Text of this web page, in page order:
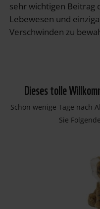
sehr wichtigen Beitrag
Lebewesen und
Verschwinden zu
Dieses tolle
Schon wenige Tage nach
Sie